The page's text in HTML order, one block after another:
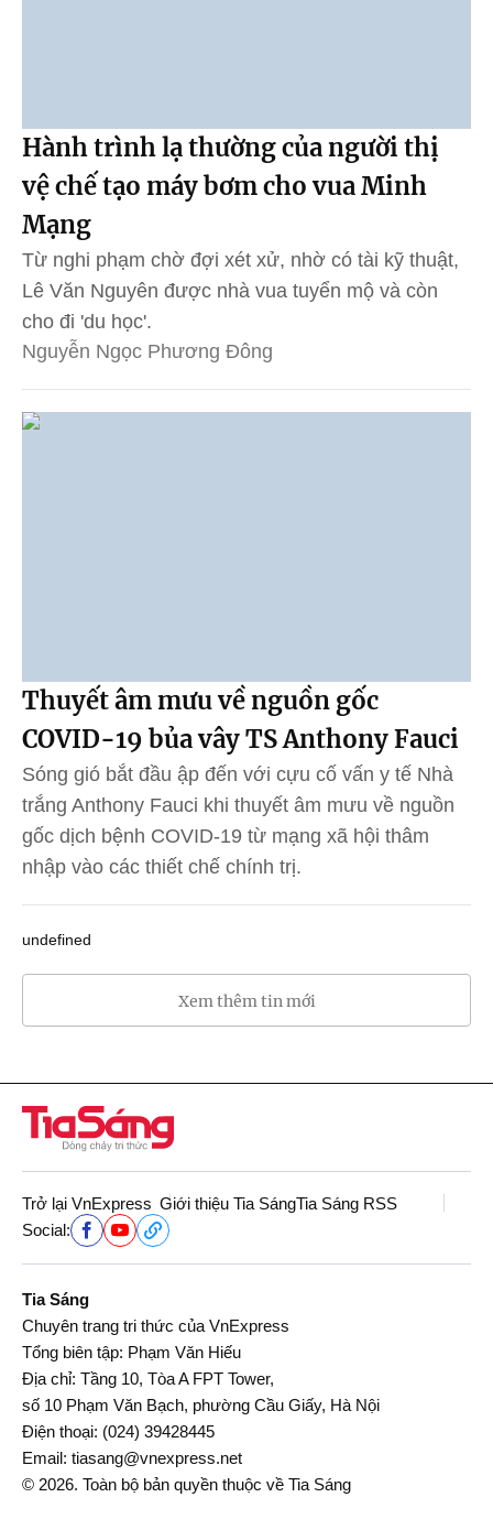
Hành trình lạ thường của người thị
vệ chế tạo máy bơm cho vua Minh
Mạng
Từ nghi phạm chờ đợi xét xử, nhờ có tài kỹ thuật,
Lê Văn Nguyên được nhà vua tuyển mộ và còn
cho đi 'du học'.
Nguyễn Ngọc Phương Đông
Thuyết âm mưu về nguồn gốc
COVID-19 bủa vây TS Anthony Fauci
Sóng gió bắt đầu ập đến với cựu cố vấn y tế Nhà
trắng Anthony Fauci khi thuyết âm mưu về nguồn
gốc dịch bệnh COVID-19 từ mạng xã hội thâm
nhập vào các thiết chế chính trị.
undefined
Xem thêm tin mới
Trở lại VnExpress Giới thiệu Tia SángTia Sáng RSS
Social:
Tia Sáng
Chuyên trang tri thức của VnExpress
Tổng biên tập: Phạm Văn Hiếu
Địa chỉ: Tầng 10, Tòa A FPT Tower,
số 10 Phạm Văn Bạch, phường Cầu Giấy, Hà Nội
Điện thoại: (024) 39428445
Email: tiasang@vnexpress.net
© 2026. Toàn bộ bản quyền thuộc về Tia Sáng